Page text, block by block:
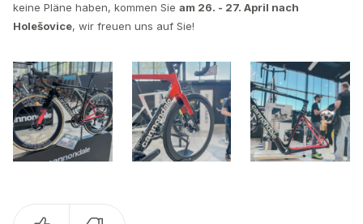
keine Pläne haben, kommen Sie am 26. - 27. April nach
Holešovice, wir freuen uns auf Sie!